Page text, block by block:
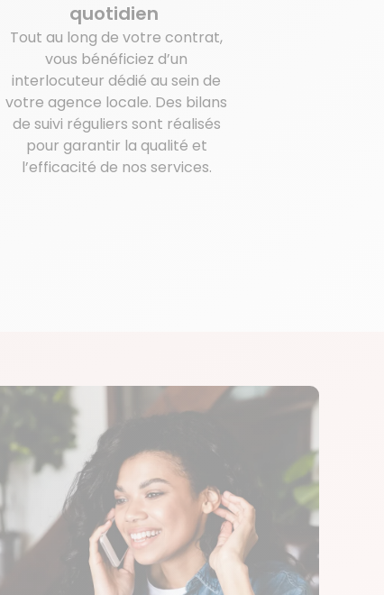
quotidien
Tout au long de votre contrat,
vous bénéficiez d’un
interlocuteur dédié au sein de
votre agence locale. Des bilans
de suivi réguliers sont réalisés
pour garantir la qualité et
l’efficacité de nos services.